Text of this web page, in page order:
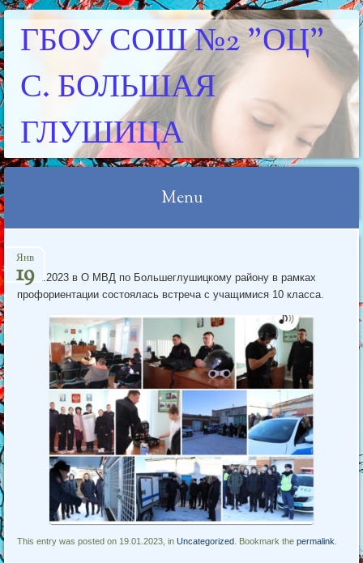
ГБОУ СОШ №2 "ОЦ"
С. БОЛЬШАЯ
ГЛУШИЦА
Menu
to
content
Янв
19
17.01.2023 в О МВД по Большеглушицкому району в рамках
профориентации состоялась встреча с учащимися 10 класса.
This entry was posted on 19.01.2023, inUncategorized . Bookmark thepermalink